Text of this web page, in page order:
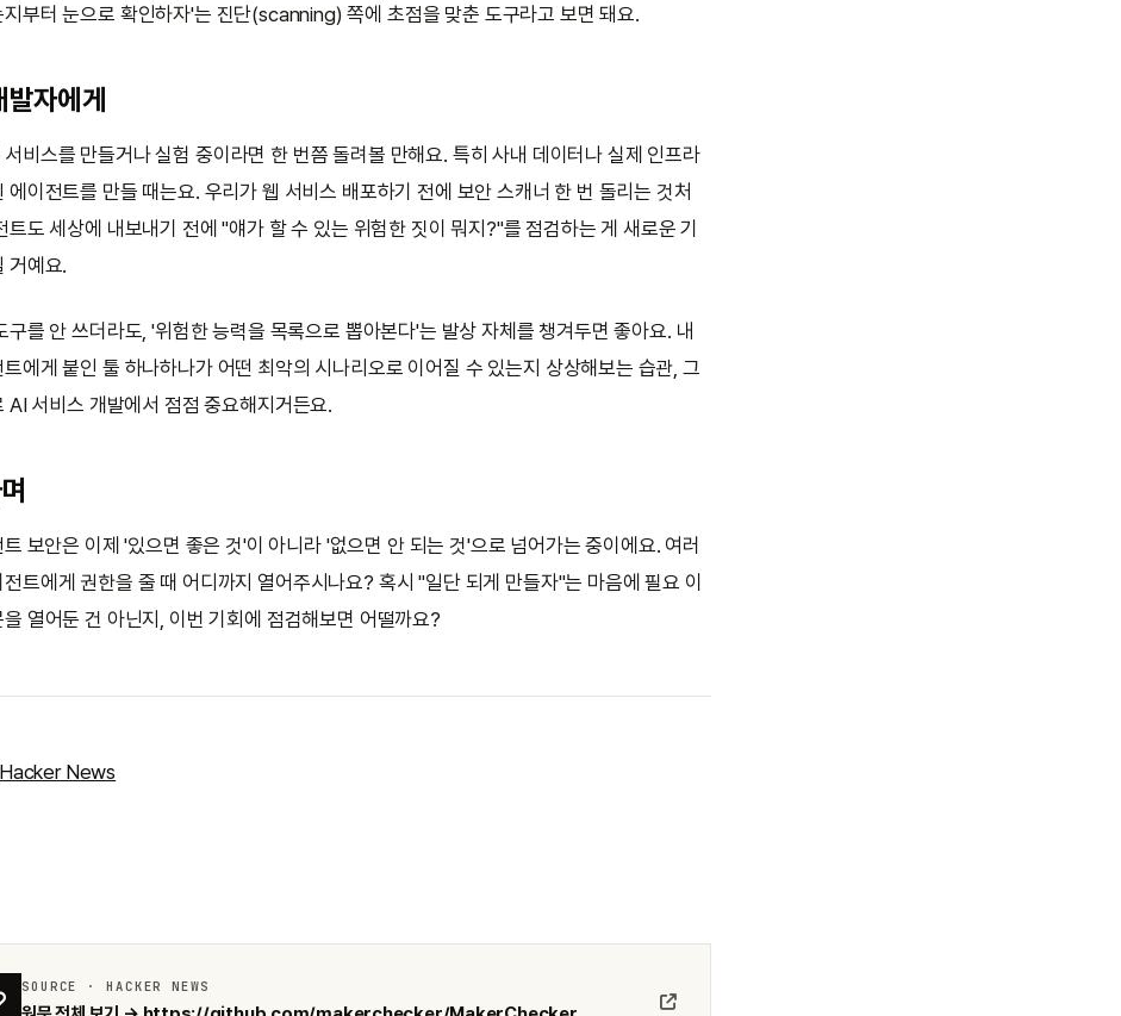
지부터 눈으로 확인하자'는 진단(scanning) 쪽에 초점을 맞춘 도구라고 보면 돼요.
자에게
비스를 만들거나 실험 중이라면 한 번쯤 돌려볼 만해요. 특히 사내 데이터나 실제 인프라
에이전트를 만들 때는요. 우리가 웹 서비스 배포하기 전에 보안 스캐너 한 번 돌리는 것처
트도 세상에 내보내기 전에 "얘가 할 수 있는 위험한 짓이 뭐지?"를 점검하는 게 새로운 기
거예요.
구를 안 쓰더라도, '위험한 능력을 목록으로 뽑아본다'는 발상 자체를 챙겨두면 좋아요. 내
에게 붙인 툴 하나하나가 어떤 최악의 시나리오로 이어질 수 있는지 상상해보는 습관, 그
AI 서비스 개발에서 점점 중요해지거든요.
보안은 이제 '있으면 좋은 것'이 아니라 '없으면 안 되는 것'으로 넘어가는 중이에요. 여러
트에게 권한을 줄 때 어디까지 열어주시나요? 혹시 "일단 되게 만들자"는 마음에 필요 이
을 열어둔 건 아닌지, 이번 기회에 점검해보면 어떨까요?
Hacker News
SOURCE · HACKER NEWS